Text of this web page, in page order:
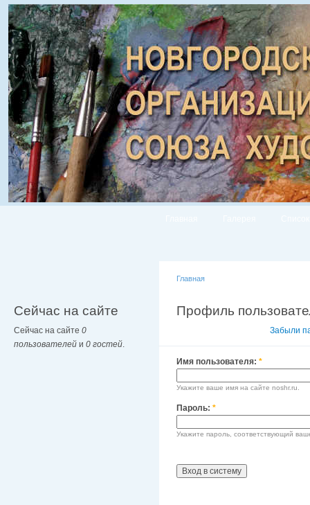
Сейчас на сайте
Сейчас на сайте 0
пользователей и 0 гостей.
Главная
Профиль
Забыли
Имя пользователя: *
Укажите ваше имя на сайте noshr.ru.
Пароль: *
Укажите пароль, соответствующий